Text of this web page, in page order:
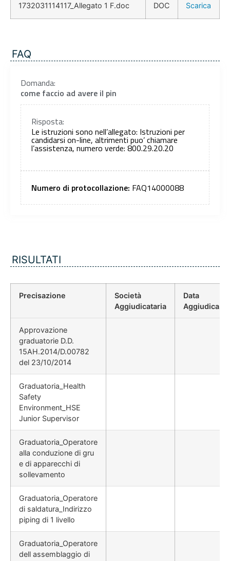
1732031114117_Allegato 1 F.doc DOC Scarica
FAQ
Domanda:
come faccio ad avere il pin
Risposta:
Le istruzioni sono nell’allegato: Istruzioni per
candidarsi on-line, altrimenti puo’ chiamare
l’assistenza, numero verde: 800.29.20.20
Numero di protocollazione: FAQ14000088
RISULTATI
Precisazione
Società
Aggiudicataria
Data
Approvazione
graduatorie D.D.
15AH.2014/D.00782
del 23/10/2014
Graduatoria_Health
Safety
Environment_HSE
Junior Supervisor
Graduatoria_Operatore
alla conduzione di gru
e di apparecchi di
sollevamento
Graduatoria_Operatore
di saldatura_Indirizzo
piping di 1 livello
Graduatoria_Operatore
dell assemblaggio di